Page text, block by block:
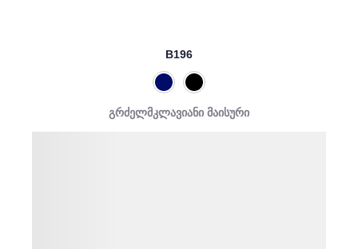
B196
გრძელმკლავიანი მაისური